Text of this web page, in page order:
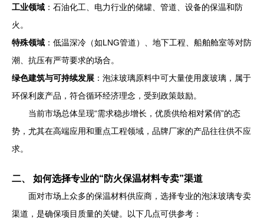
工业领域 ：石油化工、电力行业的储罐、管道、设备的保温和防
火。
特殊领域 ：低温深冷（如LNG管道）、地下工程、船舶舱室等对防
潮、抗压有严苛要求的场合。
绿色建筑与可持续发展 ：泡沫玻璃原料中可大量使用废玻璃，属于
环保利废产品，符合循环经济理念，受到政策鼓励。
当前市场总体呈现“需求稳步增长，优质供给相对紧俏”的态
势，尤其在高端应用和重点工程领域，品牌厂家的产品往往供不应
求。
二、 如何选择专业的“防火保温材料专卖”渠道
面对市场上众多的保温材料供应商，选择专业的泡沫玻璃专卖
渠道，是确保项目质量的关键。以下几点可供参考：